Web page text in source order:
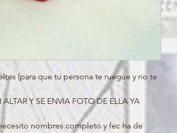
(para que tu persona te ruegue y no te
Y SE ENVIA FOTO DE ELLA YA
nombres completo y fec ha de